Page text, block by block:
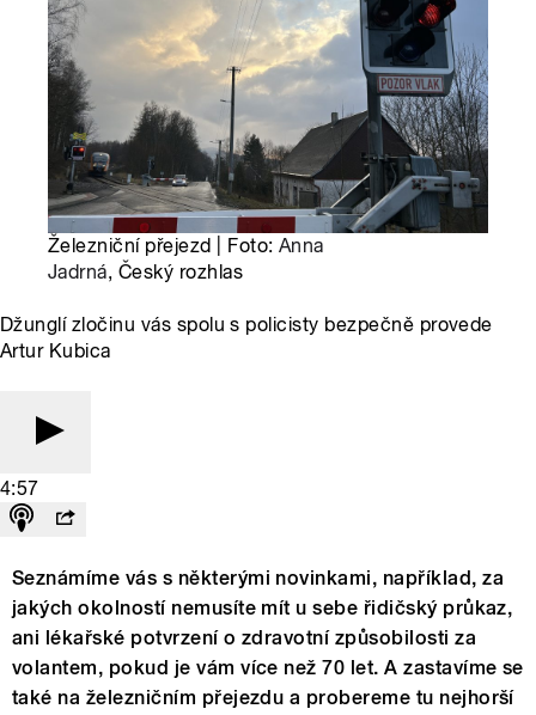
Železniční přejezd | Foto: Anna
Jadrná, Český rozhlas
Džunglí zločinu vás spolu s policisty bezpečně provede
Artur Kubica
4:57
Seznámíme vás s některými novinkami, například, za
jakých okolností nemusíte mít u sebe řidičský průkaz,
ani lékařské potvrzení o zdravotní způsobilosti za
volantem, pokud je vám více než 70 let. A zastavíme se
také na železničním přejezdu a probereme tu nejhorší